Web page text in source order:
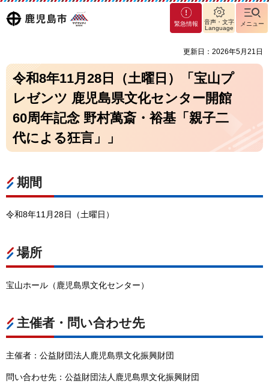
鹿児島
マグ
マシ
緊急情報
音声・文字
Language
メニュー
更新日：2026年5月21日
令和8年11月28日（土曜日）「宝山プ
レゼンツ 鹿児島県文化センター開館
60周年記念 野村萬斎・裕基「親子二
代による狂言」」
期間
令和8年11月28日（土曜日）
場所
宝山ホール（鹿児島県文化センター）
主催者・問い合わせ先
主催者：公益財団法人鹿児島県文化振興財団
問い合わせ先：公益財団法人鹿児島県文化振興財団